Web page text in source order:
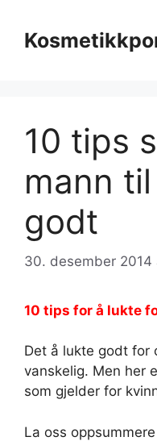
innhold
10 tips
mann
godt
30. desember 2014
10 tips for å lukte
Det å lukte godt for
vanskelig. Men her
som gjelder for
La oss